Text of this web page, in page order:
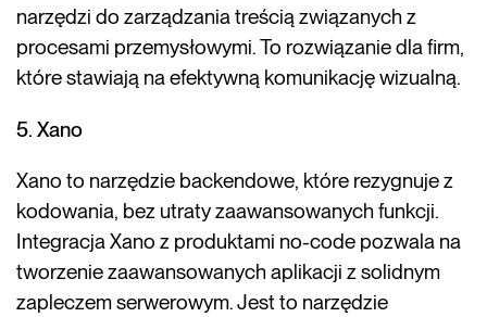
narzędzi do zarządzania treścią związanych z
procesami przemysłowymi. To rozwiązanie dla firm,
które stawiają na efektywną komunikację wizualną.
5. Xano
Xano to narzędzie backendowe, które rezygnuje z
kodowania, bez utraty zaawansowanych funkcji.
Integracja Xano z produktami no-code pozwala na
tworzenie zaawansowanych aplikacji z solidnym
zapleczem serwerowym. Jest to narzędzie